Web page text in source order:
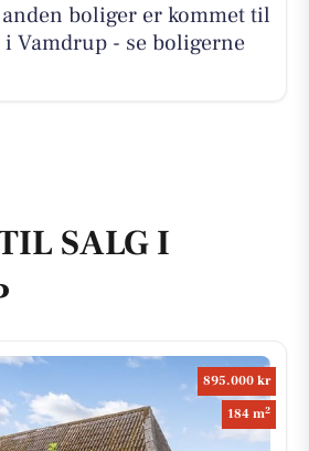
boliger er kommet til
i Vamdrup - se boligerne
SALG I
895.000 kr
184 m2